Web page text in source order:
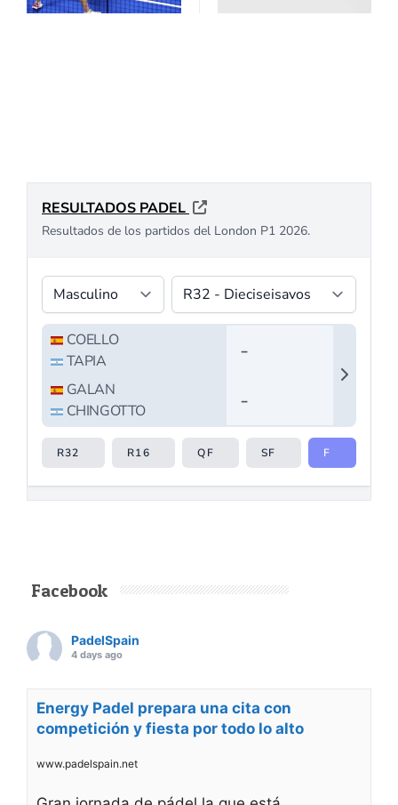
Facebook
PadelSpain
4 days ago
Energy Padel prepara una cita con
competición y fiesta por todo lo alto
www.padelspain.net